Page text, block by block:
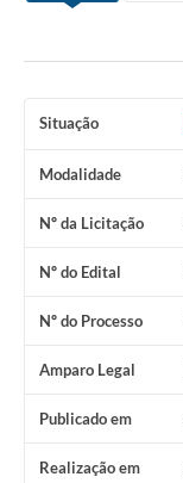
Situação
Modalidade
Nº da Licitação
Nº do Edital
Nº do Processo
Amparo Legal
Publicado em
Realização em